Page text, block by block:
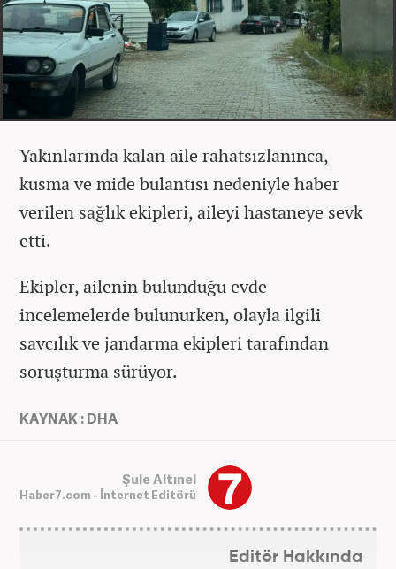
Yakınlarında kalan aile rahatsızlanınca,
kusma ve mide bulantısı nedeniyle haber
verilen sağlık ekipleri, aileyi hastaneye sevk
etti.
Ekipler, ailenin bulunduğu evde
incelemelerde bulunurken, olayla ilgili
savcılık ve jandarma ekipleri tarafından
soruşturma sürüyor.
KAYNAK : DHA
Şule Altınel
Haber7.com - İnternet Editörü
Editör Hakkında